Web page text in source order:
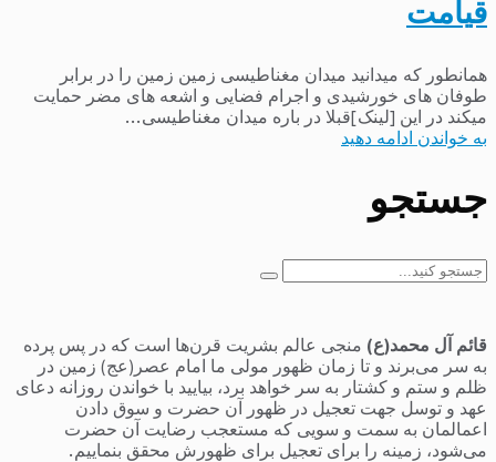
قیامت
همانطور که میدانید میدان مغناطیسی زمین زمین را در برابر
طوفان های خورشیدی و اجرام فضایی و اشعه های مضر حمایت
میکند در این [لینک]قبلا در باره میدان مغناطیسی...
به خواندن ادامه دهید
جستجو
جستجو
قائم آل محمد(ع) منجی عالم بشریت قرن‌ها است که در پس پرده
به سر می‌برند و تا زمان ظهور مولی ما امام عصر(عج) زمین در
ظلم و ستم و کشتار به سر خواهد برد، بیایید با خواندن روزانه دعای
عهد و توسل جهت تعجیل در ظهور آن حضرت و سوق دادن
اعمالمان به سمت و سویی که مستعجب رضایت آن حضرت
می‌شود، زمینه را برای تعجیل برای ظهورش محقق بنماییم.